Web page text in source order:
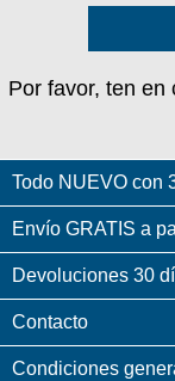
Por favor, ten en
Todo NUEVO con
Envío GRATIS a
Devoluciones 30
Contacto
Condiciones